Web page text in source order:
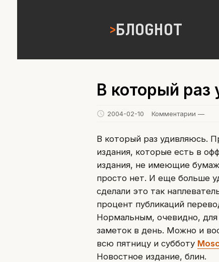
БЛОGНОТ
В который
2004-02-10 Комментарии —
В который раз удивляюсь.
издания, которые есть в
издания, не имеющие
просто нет. И еще больше
сделали это так
процент публикаций
Нормальным, очевидно,
заметок в день. Можно и
всю пятницу и субботу
Новостное издание, блин.